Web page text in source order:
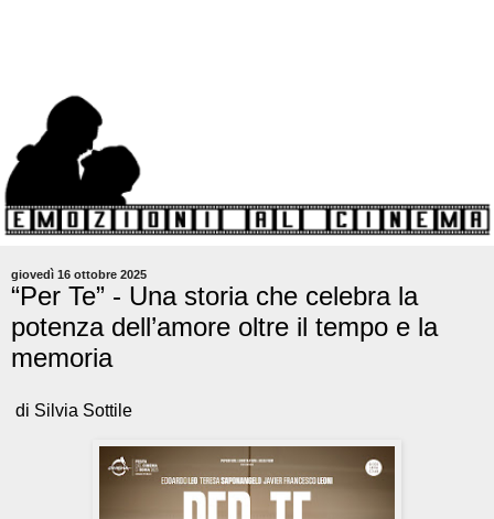
giovedì 16 ottobre 2025
“Per Te” - Una storia che celebra la
potenza dell’amore oltre il tempo e la
memoria
di Silvia Sottile